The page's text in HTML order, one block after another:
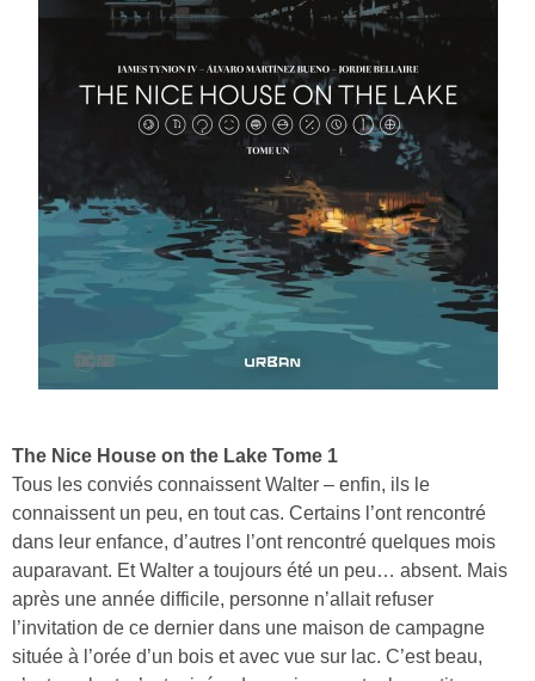
The Nice House on the Lake Tome 1
Tous les conviés connaissent Walter – enfin, ils le
connaissent un peu, en tout cas. Certains l’ont rencontré
dans leur enfance, d’autres l’ont rencontré quelques mois
auparavant. Et Walter a toujours été un peu… absent. Mais
après une année difficile, personne n’allait refuser
l’invitation de ce dernier dans une maison de campagne
située à l’orée d’un bois et avec vue sur lac. C’est beau,